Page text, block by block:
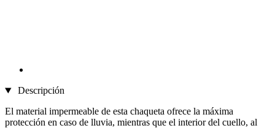
Descripción
El material impermeable de esta chaqueta ofrece la máxima
protección en caso de lluvia, mientras que el interior del cuello, al